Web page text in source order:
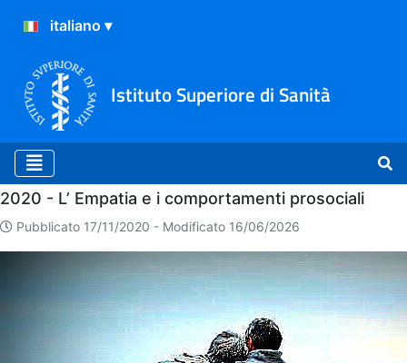
Istituto Superiore di Sanità
Home
2020 - L’ Empatia e i comportamenti prosociali
Pubblicato 17/11/2020 - Modificato 16/06/2026